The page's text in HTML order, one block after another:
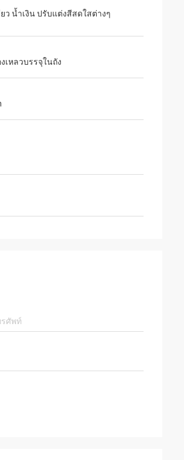
ว น้ำเงิน ปรับแต่งสีสดใสต่างๆ
เหลวบรรจุในถัง